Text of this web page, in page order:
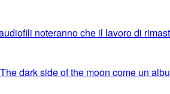
noteranno che il lavoro di
dark side of the moon come un